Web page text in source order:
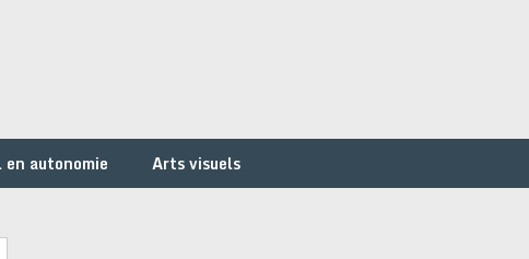
autonomie Arts visuels